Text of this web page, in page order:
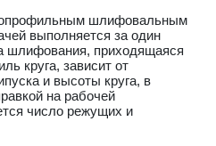
шлифовальным
выполняется за один
шлифования, приходящаяся
круга, зависит от
и высоты круга, в
на рабочей
число режущих и